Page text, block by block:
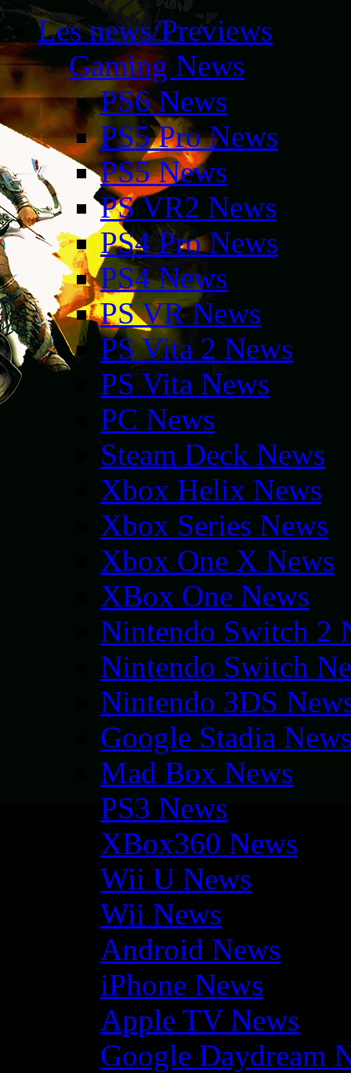
Les news/Previews
Gaming News
PS6 News
PS5 Pro News
PS5 News
PS VR2 News
PS4 Pro News
PS4 News
PS VR News
PS Vita 2 News
PS Vita News
PC News
Steam Deck News
Xbox Helix News
Xbox Series News
Xbox One X News
XBox One News
Nintendo Switch 2
Nintendo Switch
Nintendo 3DS
Google Stadia
Mad Box News
PS3 News
XBox360 News
Wii U News
Wii News
Android News
iPhone News
Apple TV News
Google Daydream